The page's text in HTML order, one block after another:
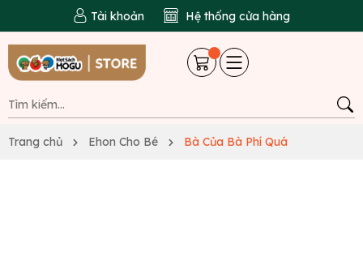
Tài khoản Hệ thống cửa hàng
Trang chủ Ehon Cho Bé Bà Của Bà Phí Quá